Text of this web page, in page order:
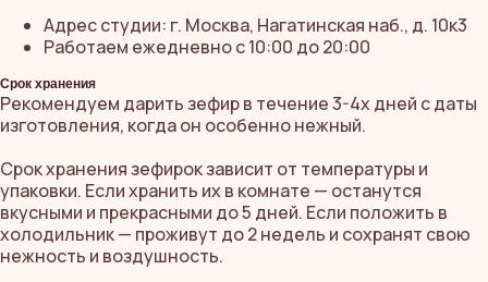
Адрес студии: г. Москва, Нагатинская наб., д. 10к3
Работаем ежедневно с 10:00 до 20:00
Срок хранения
Рекомендуем дарить зефир в течение 3-4х дней с даты
изготовления, когда он особенно нежный.
Срок хранения зефирок зависит от температуры и
упаковки. Если хранить их в комнате — останутся
вкусными и прекрасными до 5 дней. Если положить в
холодильник — проживут до 2 недель и сохранят свою
нежность и воздушность.